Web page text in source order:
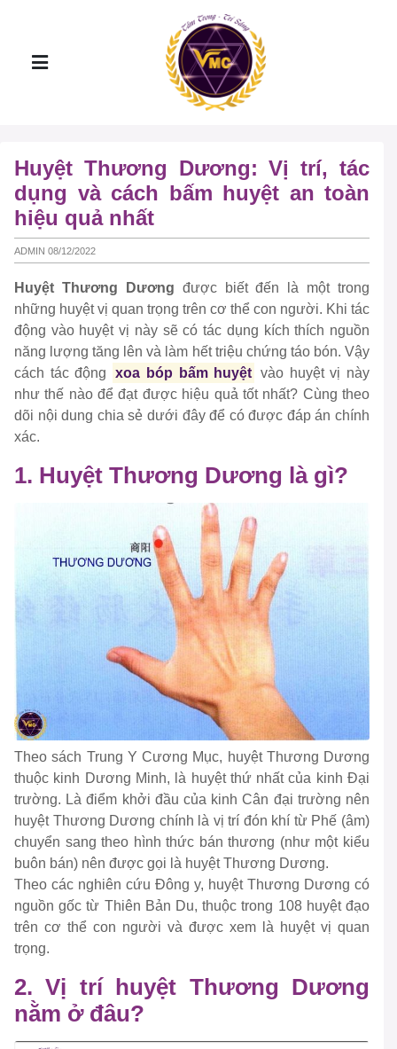
Huyệt Thương Dương: Vị trí, tác
dụng và cách bấm huyệt an toàn
hiệu quả nhất
ADMIN 08/12/2022
Huyệt Thương Dương được biết đến là một trong
những huyệt vị quan trọng trên cơ thể con người. Khi tác
động vào huyệt vị này sẽ có tác dụng kích thích nguồn
năng lượng tăng lên và làm hết triệu chứng táo bón. Vậy
cách tác động
xoa bóp bấm huyệt vào huyệt vị này
như thế nào để đạt được hiệu quả tốt nhất? Cùng theo
dõi nội dung chia sẻ dưới đây để có được đáp án chính
xác.
1. Huyệt Thương Dương là gì?
Theo sách Trung Y Cương Mục, huyệt Thương Dương
thuộc kinh Dương Minh, là huyệt thứ nhất của kinh Đại
trường. Là điểm khởi đầu của kinh Cân đại trường nên
huyệt Thương Dương chính là vị trí đón khí từ Phế (âm)
chuyển sang theo hình thức bán thương (như một kiểu
buôn bán) nên được gọi là huyệt Thương Dương.
Theo các nghiên cứu Đông y, huyệt Thương Dương có
nguồn gốc từ Thiên Bản Du, thuộc trong 108 huyệt đạo
trên cơ thể con người và được xem là huyệt vị quan
trọng.
2. Vị trí huyệt Thương Dương
nằm ở đâu?